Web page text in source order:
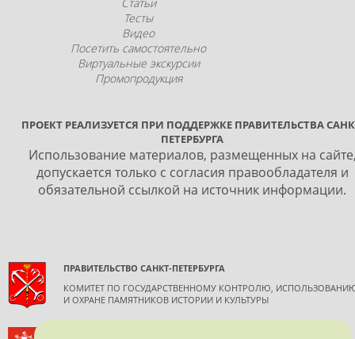
Тесты
Видео
Посетить самостоятельно
Виртуальные экскурсии
Промопродукция
ПРОЕКТ РЕАЛИЗУЕТСЯ ПРИ ПОДДЕРЖКЕ ПРАВИТЕЛЬСТВА
ПЕТЕРБУРГА
Использование материалов, размещенных на
допускается только с согласия правообладателя и
обязательной ссылкой на источник информации.
ПРАВИТЕЛЬСТВО САНКТ-ПЕТЕРБУРГА
КОМИТЕТ ПО ГОСУДАРСТВЕННОМУ КОНТРОЛЮ,
И ОХРАНЕ ПАМЯТНИКОВ ИСТОРИИ И КУЛЬТУРЫ